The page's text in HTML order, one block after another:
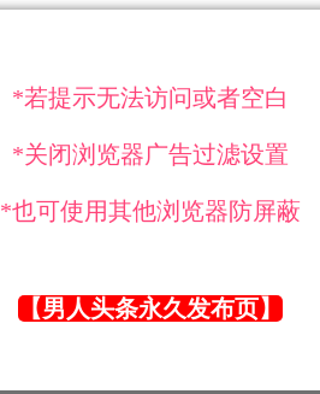
*若提示无法访问或者空白
*关闭浏览器广告过滤设置
*也可使用其他浏览器防屏蔽
【男人头条永久发布页】